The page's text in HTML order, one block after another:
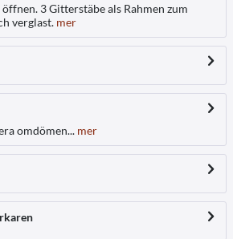
3 Gitterstäbe als Rahmen zum
verglast. mer
omdömen... mer